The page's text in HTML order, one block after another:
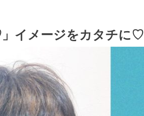
イメージをカタチに♡